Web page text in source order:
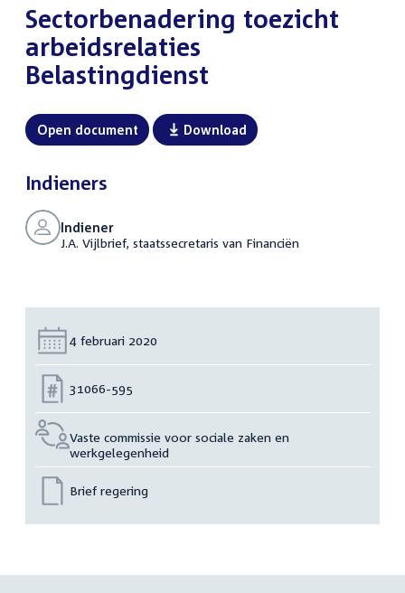
:Sectorbenadering toezicht
arbeidsrelaties
Belastingdienst
Open document Download
Indieners
Indiener
J.A. Vijlbrief, staatssecretaris van Financiën
Datum:
4 februari 2020
Nummer:
31066-595
Vaste commissie voor sociale zaken en
werkgelegenheid
Brief regering